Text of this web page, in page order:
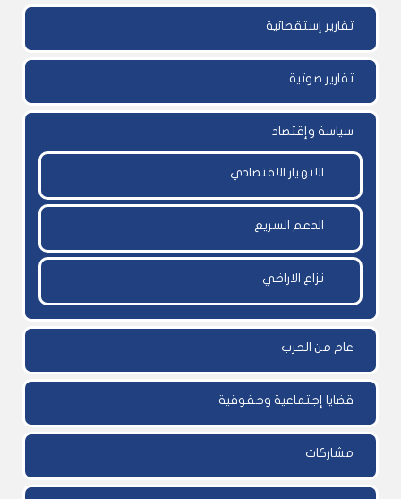
تقارير إستقصائية
تقارير صوتية
سياسة وإقتصاد
الانهيار الاقتصادي
الدعم السريع
نزاع الاراضي
عام من الحرب
قضايا إجتماعية وحقوقية
مشاركات